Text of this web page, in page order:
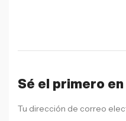
Sé el primero
Tu dirección de correo